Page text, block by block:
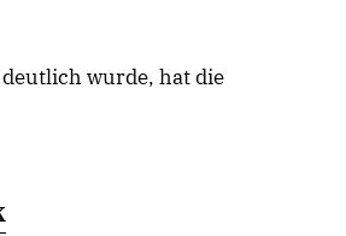
wurde, hat die